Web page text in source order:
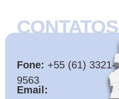
CONTATOS
Fone: +55 (61) 3321-
9563
Email: